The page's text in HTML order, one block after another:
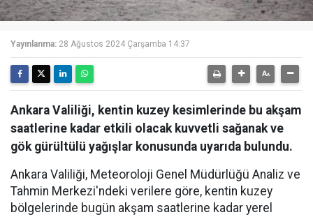
Yayınlanma: 28 Ağustos 2024 Çarşamba 14:37
Ankara Valiliği, kentin kuzey kesimlerinde bu akşam
saatlerine kadar etkili olacak kuvvetli sağanak ve
gök gürültülü yağışlar konusunda uyarıda bulundu.
Ankara Valiliği, Meteoroloji Genel Müdürlüğü Analiz ve
Tahmin Merkezi'ndeki verilere göre, kentin kuzey
bölgelerinde bugün akşam saatlerine kadar yerel